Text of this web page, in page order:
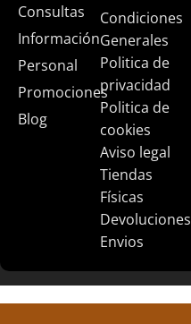
Consultas
Información
Personal
Promociones
Blog
Condiciones
Generales
Politica de
privacidad
Politica de
cookies
Aviso legal
Tiendas
Físicas
Devoluciones
Envios